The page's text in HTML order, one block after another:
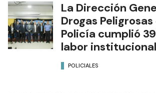
La Dirección
Drogas Peligrosas
Policía cumplió
labor institucional
POLICIALES